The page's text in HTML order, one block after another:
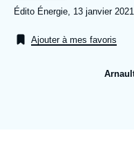
Événements
À propos de l'Ifri
L'Ifri en bref
de
publication
Références
Édito Énergie, 13 janvier 2021
Ajouter à mes favoris